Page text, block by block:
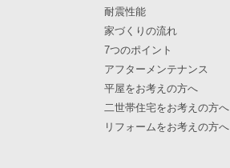
耐震性能
家づくりの流れ
7つのポイント
アフターメンテナンス
平屋をお考えの方へ
二世帯住宅をお考えの方へ
リフォームをお考えの方へ